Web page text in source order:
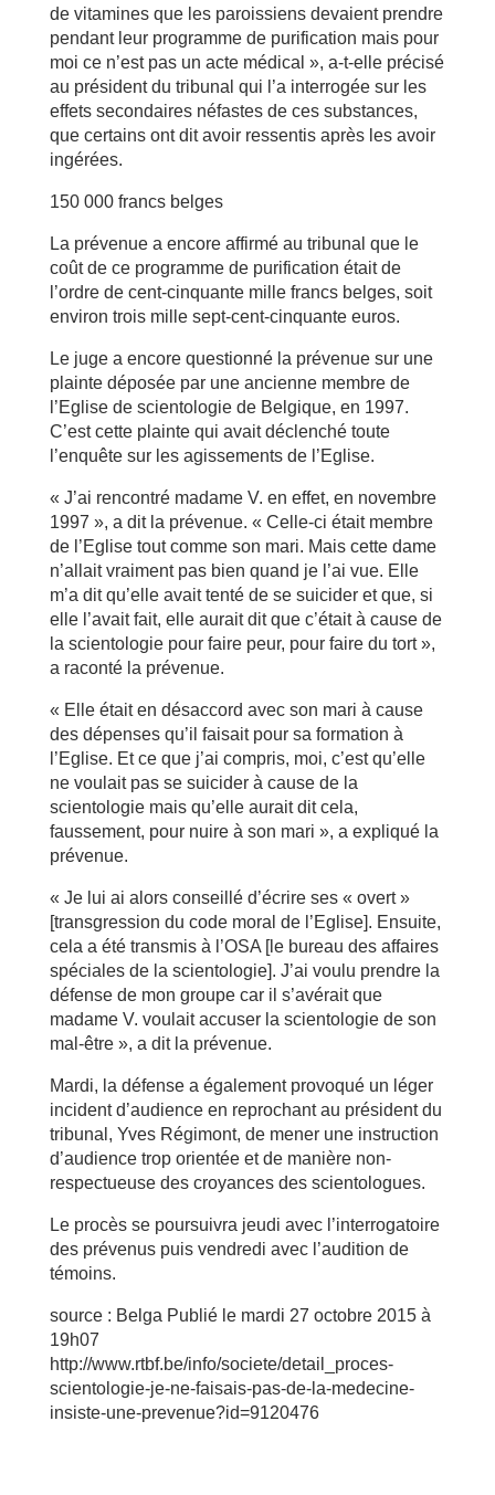
de vitamines que les paroissiens devaient prendre
pendant leur programme de purification mais pour
moi ce n’est pas un acte médical », a-t-elle précisé
au président du tribunal qui l’a interrogée sur les
effets secondaires néfastes de ces substances,
que certains ont dit avoir ressentis après les avoir
ingérées.
150 000 francs belges
La prévenue a encore affirmé au tribunal que le
coût de ce programme de purification était de
l’ordre de cent-cinquante mille francs belges, soit
environ trois mille sept-cent-cinquante euros.
Le juge a encore questionné la prévenue sur une
plainte déposée par une ancienne membre de
l’Eglise de scientologie de Belgique, en 1997.
C’est cette plainte qui avait déclenché toute
l’enquête sur les agissements de l’Eglise.
« J’ai rencontré madame V. en effet, en novembre
1997 », a dit la prévenue. « Celle-ci était membre
de l’Eglise tout comme son mari. Mais cette dame
n’allait vraiment pas bien quand je l’ai vue. Elle
m’a dit qu’elle avait tenté de se suicider et que, si
elle l’avait fait, elle aurait dit que c’était à cause de
la scientologie pour faire peur, pour faire du tort »,
a raconté la prévenue.
« Elle était en désaccord avec son mari à cause
des dépenses qu’il faisait pour sa formation à
l’Eglise. Et ce que j’ai compris, moi, c’est qu’elle
ne voulait pas se suicider à cause de la
scientologie mais qu’elle aurait dit cela,
faussement, pour nuire à son mari », a expliqué la
prévenue.
« Je lui ai alors conseillé d’écrire ses « overt »
[transgression du code moral de l’Eglise]. Ensuite,
cela a été transmis à l’OSA [le bureau des affaires
spéciales de la scientologie]. J’ai voulu prendre la
défense de mon groupe car il s’avérait que
madame V. voulait accuser la scientologie de son
mal-être », a dit la prévenue.
Mardi, la défense a également provoqué un léger
incident d’audience en reprochant au président du
tribunal, Yves Régimont, de mener une instruction
d’audience trop orientée et de manière non-
respectueuse des croyances des scientologues.
Le procès se poursuivra jeudi avec l’interrogatoire
des prévenus puis vendredi avec l’audition de
témoins.
source : Belga Publié le mardi 27 octobre 2015 à
19h07
http://www.rtbf.be/info/societe/detail_proces-
scientologie-je-ne-faisais-pas-de-la-medecine-
insiste-une-prevenue?id=9120476